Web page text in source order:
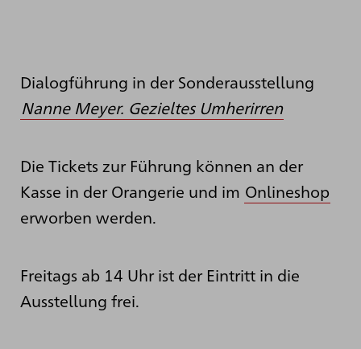
Dialogführung in der Sonderausstellung
Nanne Meyer. Gezieltes Umherirren
Die Tickets zur Führung können an der
Kasse in der Orangerie und im Onlineshop
erworben werden.
Freitags ab 14 Uhr ist der Eintritt in die
Ausstellung frei.